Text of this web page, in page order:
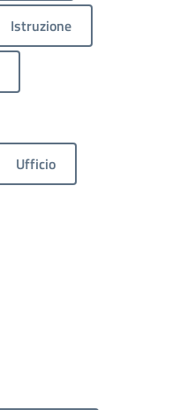
Istruzione
Ufficio